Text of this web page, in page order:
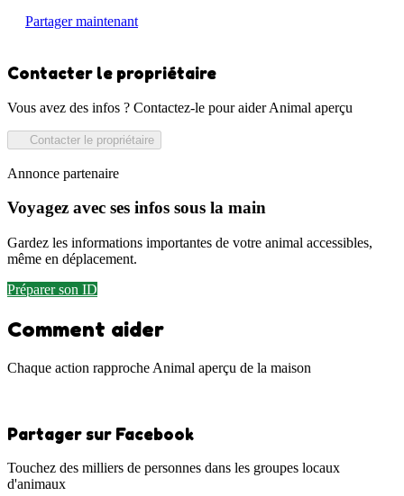
Partager maintenant
Contacter le propriétaire
Vous avez des infos ? Contactez-le pour aider Animal aperçu
Contacter le propriétaire
Annonce partenaire
Voyagez avec ses infos sous la main
Gardez les informations importantes de votre animal accessibles,
même en déplacement.
Préparer son ID
Comment aider
Chaque action rapproche Animal aperçu de la maison
Partager sur Facebook
Touchez des milliers de personnes dans les groupes locaux
d'animaux